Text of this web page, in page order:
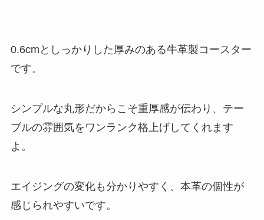
0.6cmとしっかりした厚みのある牛革製コースター
です。
シンプルな丸形だからこそ重厚感が伝わり、テー
ブルの雰囲気をワンランク格上げしてくれます
よ。
エイジングの変化も分かりやすく、本革の個性が
感じられやすいです。